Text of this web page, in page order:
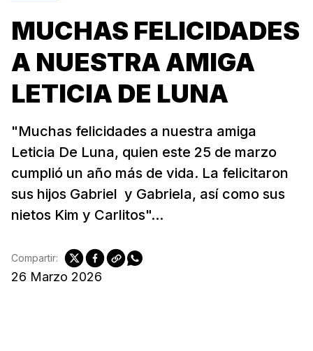
MUCHAS FELICIDADES
A NUESTRA AMIGA
LETICIA DE LUNA
"Muchas felicidades a nuestra amiga
Leticia De Luna, quien este 25 de marzo
cumplió un año más de vida. La felicitaron
sus hijos Gabriel y Gabriela, así como sus
nietos Kim y Carlitos"...
26 Marzo 2026
Compartir: